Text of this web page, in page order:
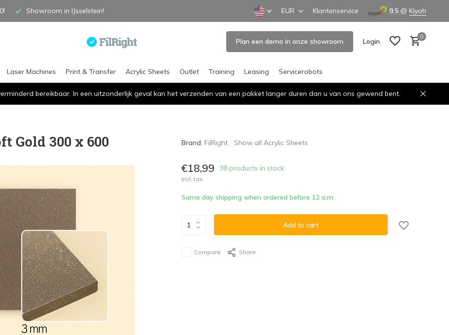
Showroom in IJsselstein! EUR Klantenservice 9,5 @ Kiyoh
Plan een demo in onze showroom Login
0
Laser Machines Print & Transfer Acrylic Sheets Outlet Training Leasing Servicerobots
bereikbaar. In een uitzonderlijk geval kan het verzenden van een pakket langer duren dan u van ons gewend bent.
Gold 300 x 600 Brand: FilRight Show all Acrylic Sheets
€18,99 38 products in stock
Incl. tax
Same day shipping when ordered before 12 a.m.
Add to cart
Compare Share